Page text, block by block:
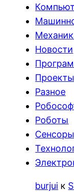
Новости
Разное
Роботы
burjui к